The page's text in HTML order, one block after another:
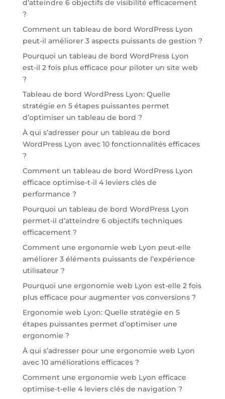
d’atteindre 6 objectifs de visibilité efficacement
?
Comment un tableau de bord WordPress Lyon
peut-il améliorer 3 aspects puissants de gestion ?
Pourquoi un tableau de bord WordPress Lyon
est-il 2 fois plus efficace pour piloter un site web
?
Tableau de bord WordPress Lyon: Quelle
stratégie en 5 étapes puissantes permet
d’optimiser un tableau de bord ?
À qui s’adresser pour un tableau de bord
WordPress Lyon avec 10 fonctionnalités efficaces
?
Comment un tableau de bord WordPress Lyon
efficace optimise-t-il 4 leviers clés de
performance ?
Pourquoi un tableau de bord WordPress Lyon
permet-il d’atteindre 6 objectifs techniques
efficacement ?
Comment une ergonomie web Lyon peut-elle
améliorer 3 éléments puissants de l’expérience
utilisateur ?
Pourquoi une ergonomie web Lyon est-elle 2 fois
plus efficace pour augmenter vos conversions ?
Ergonomie web Lyon: Quelle stratégie en 5
étapes puissantes permet d’optimiser une
ergonomie ?
À qui s’adresser pour une ergonomie web Lyon
avec 10 améliorations efficaces ?
Comment une ergonomie web Lyon efficace
optimise-t-elle 4 leviers clés de navigation ?